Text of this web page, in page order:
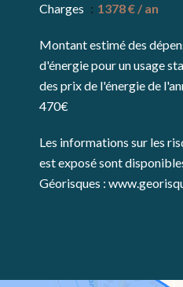
Charges 1378 € / an
Montant estimé des
d'énergie pour un usage
des prix de l'énergie de
470€
Les informations sur les
est exposé sont
Géorisques :